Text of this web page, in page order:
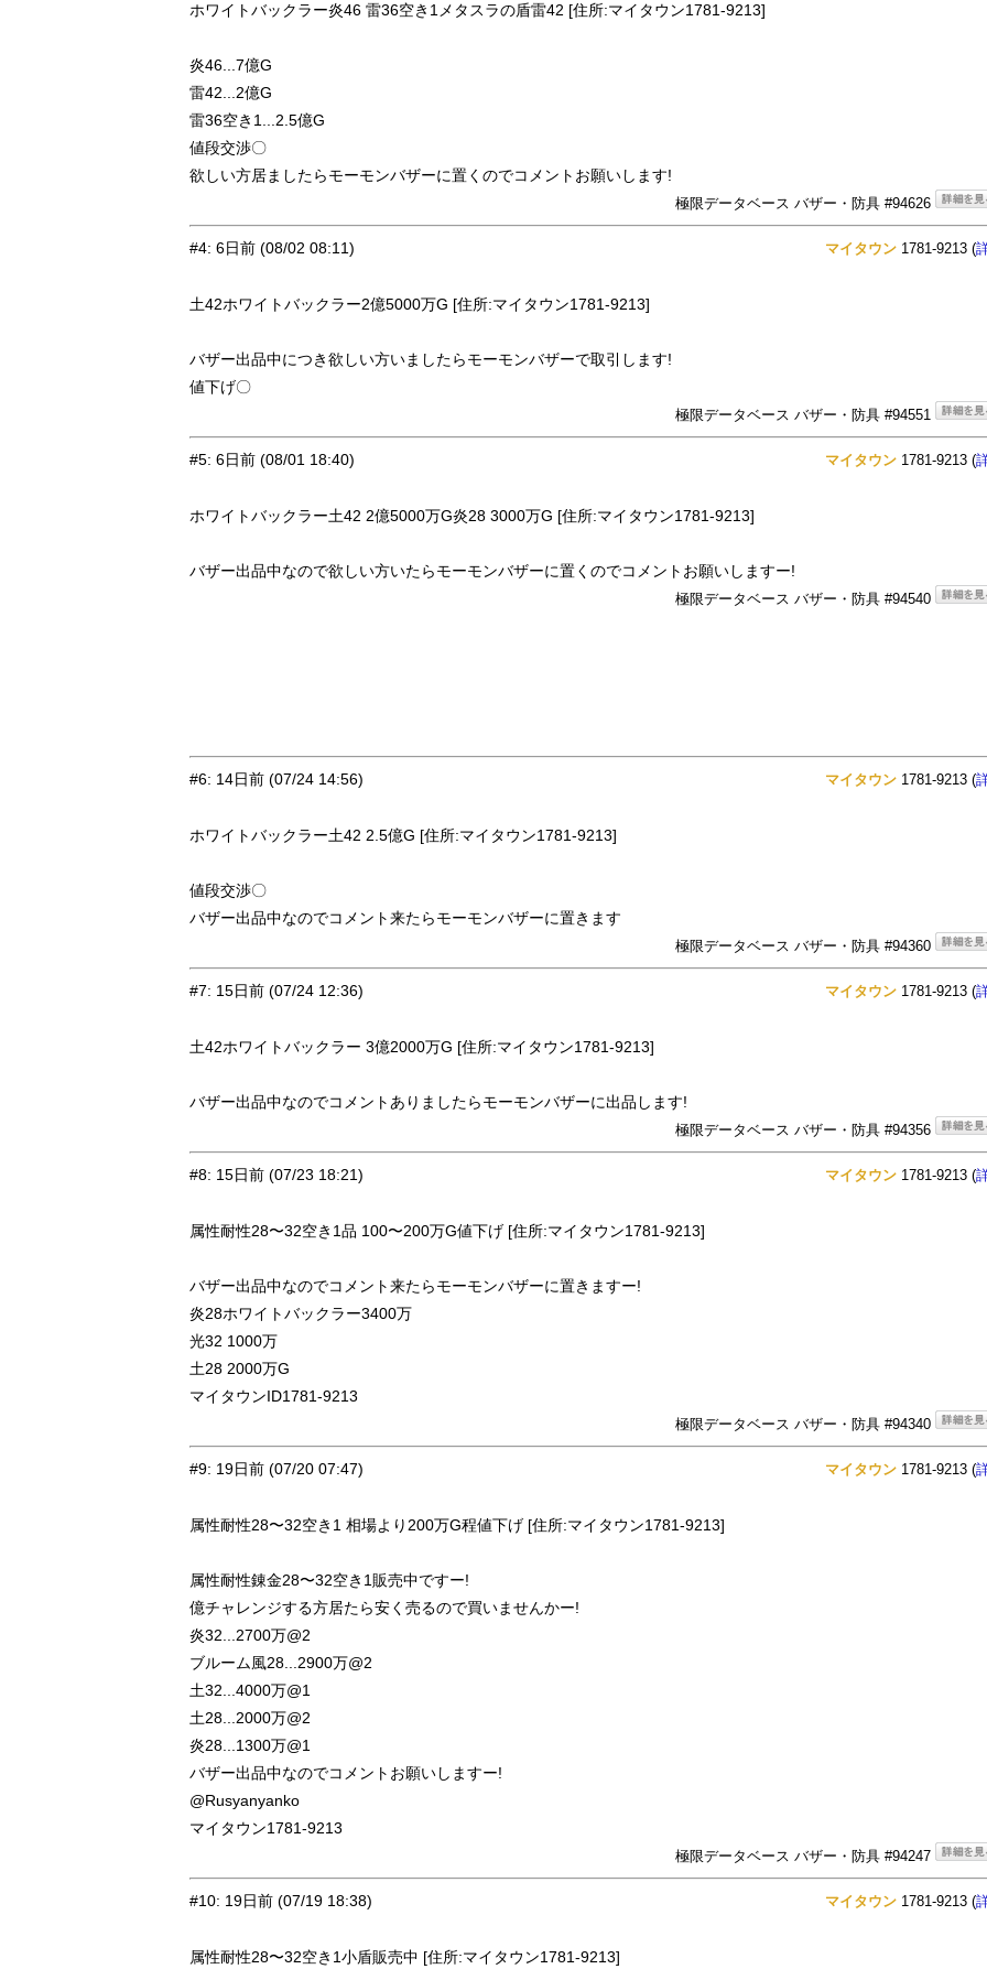
ホワイトバックラー炎46 雷36空き1メタスラの盾雷42 [住所:マイタウン1781-9213]
炎46...7億G
雷42...2億G
雷36空き1...2.5億G
値段交渉〇
欲しい方居ましたらモーモンバザーに置くのでコメントお願いします!
極限データベース バザー・防具 #94626
#4: 6日前 (08/02 08:11) マイタウン 1781-9213 (
土42ホワイトバックラー2億5000万G [住所:マイタウン1781-9213]
バザー出品中につき欲しい方いましたらモーモンバザーで取引します!
値下げ〇
極限データベース バザー・防具 #94551
#5: 6日前 (08/01 18:40) マイタウン 1781-9213 (
ホワイトバックラー土42 2億5000万G炎28 3000万G [住所:マイタウン1781-9213]
バザー出品中なので欲しい方いたらモーモンバザーに置くのでコメントお願いしますー!
極限データベース バザー・防具 #94540
#6: 14日前 (07/24 14:56) マイタウン 1781-9213 (
ホワイトバックラー土42 2.5億G [住所:マイタウン1781-9213]
値段交渉〇
バザー出品中なのでコメント来たらモーモンバザーに置きます
極限データベース バザー・防具 #94360
#7: 15日前 (07/24 12:36) マイタウン 1781-9213 (
土42ホワイトバックラー 3億2000万G [住所:マイタウン1781-9213]
バザー出品中なのでコメントありましたらモーモンバザーに出品します!
極限データベース バザー・防具 #94356
#8: 15日前 (07/23 18:21) マイタウン 1781-9213 (
属性耐性28〜32空き1品 100〜200万G値下げ [住所:マイタウン1781-9213]
バザー出品中なのでコメント来たらモーモンバザーに置きますー!
炎28ホワイトバックラー3400万
光32 1000万
土28 2000万G
マイタウンID1781-9213
極限データベース バザー・防具 #94340
#9: 19日前 (07/20 07:47) マイタウン 1781-9213 (
属性耐性28〜32空き1 相場より200万G程値下げ [住所:マイタウン1781-9213]
属性耐性錬金28〜32空き1販売中ですー!
億チャレンジする方居たら安く売るので買いませんかー!
炎32...2700万@2
ブルーム風28...2900万@2
土32...4000万@1
土28...2000万@2
炎28...1300万@1
バザー出品中なのでコメントお願いしますー!
@Rusyanyanko
マイタウン1781-9213
極限データベース バザー・防具 #94247
#10: 19日前 (07/19 18:38) マイタウン 1781-9213 (
属性耐性28〜32空き1小盾販売中 [住所:マイタウン1781-9213]